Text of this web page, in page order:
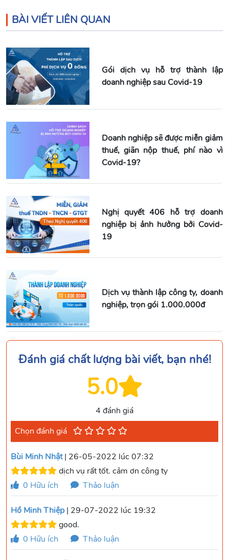
BÀI VIẾT LIÊN QUAN
Gói dịch vụ hỗ trợ thành lập
doanh nghiệp sau Covid-19
Doanh nghiệp sẽ được miễn giảm
thuế, giãn nộp thuế, phí nào vì
Covid-19?
Nghị quyết 406 hỗ trợ doanh
nghiệp bị ảnh hưởng bởi Covid-
19
Dịch vụ thành lập công ty, doanh
nghiệp, trọn gói 1.000.000đ
Đánh giá chất lượng bài viết, bạn nhé!
5.0
4 đánh giá
Chọn đánh giá
Bùi Minh Nhật| 26-05-2022 lúc 07:32
dịch vụ rất tốt. cảm ơn công ty
0 Hữu ích Thảo luận
Hồ Minh Thiệp| 29-07-2022 lúc 19:32
good.
0 Hữu ích Thảo luận